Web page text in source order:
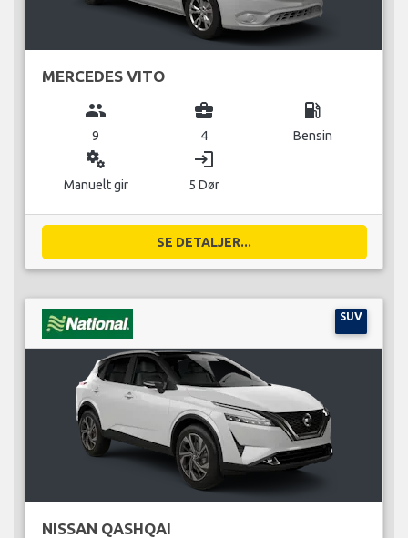
MERCEDES VITO
group
9
business_center
4
local_gas_station
Bensin
miscellaneous_services
Manuelt gir
login
5 Dør
SE DETALJER...
SUV
NISSAN QASHQAI